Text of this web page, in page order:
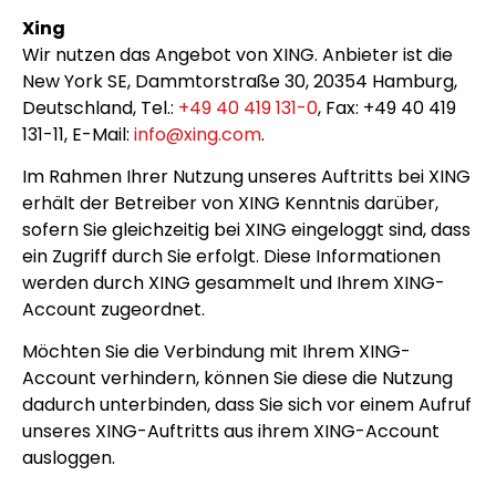
Xing
Wir nutzen das Angebot von XING. Anbieter ist die
New York SE, Dammtorstraße 30, 20354 Hamburg,
Deutschland, Tel.: +49 40 419 131-0, Fax: +49 40 419
131-11, E-Mail: info@xing.com.
Im Rahmen Ihrer Nutzung unseres Auftritts bei XING
erhält der Betreiber von XING Kenntnis darüber,
sofern Sie gleichzeitig bei XING eingeloggt sind, dass
ein Zugriff durch Sie erfolgt. Diese Informationen
werden durch XING gesammelt und Ihrem XING-
Account zugeordnet.
Möchten Sie die Verbindung mit Ihrem XING-
Account verhindern, können Sie diese die Nutzung
dadurch unterbinden, dass Sie sich vor einem Aufruf
unseres XING-Auftritts aus ihrem XING-Account
ausloggen.